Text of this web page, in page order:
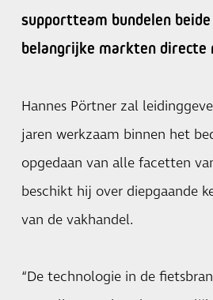
supportteam bundelen
belangrijke markten directe
Hannes Pörtner zal
jaren werkzaam binnen het
opgedaan van alle facetten
beschikt hij over diepgaande
van de vakhandel.
“De technologie in de